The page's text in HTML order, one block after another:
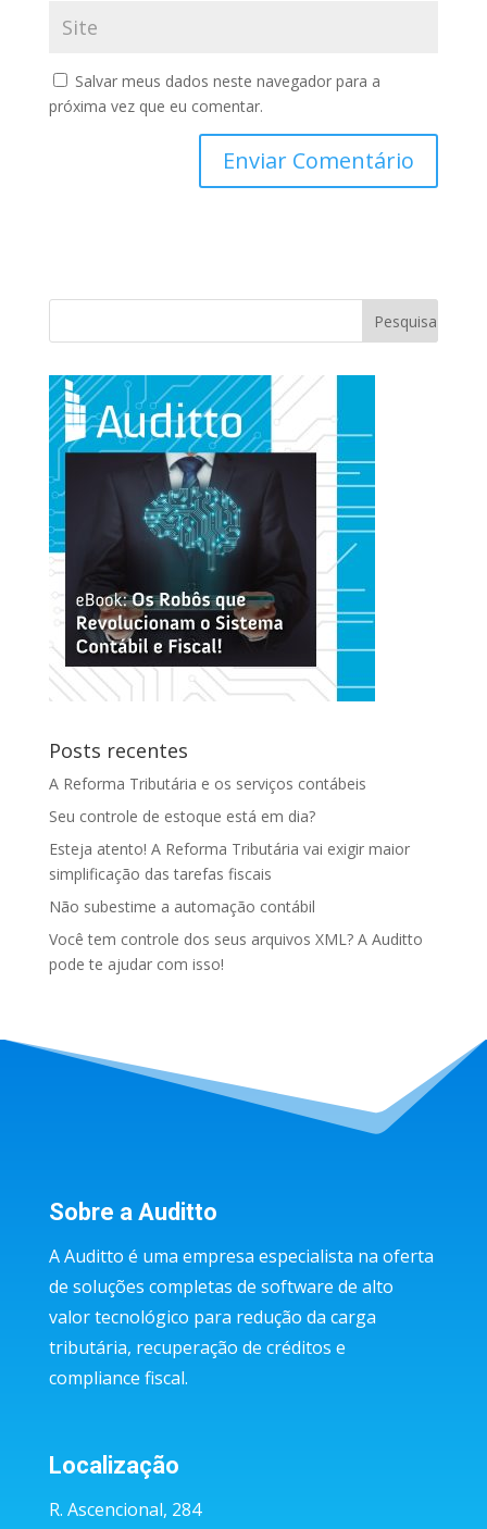
Salvar meus dados neste navegador para a
próxima vez que eu comentar.
Posts recentes
A Reforma Tributária e os serviços contábeis
Seu controle de estoque está em dia?
Esteja atento! A Reforma Tributária vai exigir maior
simplificação das tarefas fiscais
Não subestime a automação contábil
Você tem controle dos seus arquivos XML? A Auditto
pode te ajudar com isso!
Sobre a Auditto
A Auditto é uma empresa especialista na oferta
de soluções completas de software de alto
valor tecnológico para redução da carga
tributária, recuperação de créditos e
compliance fiscal.
Localização
R. Ascencional, 284